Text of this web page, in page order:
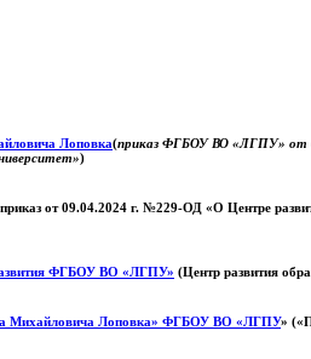
Лоповка(приказ ФГБОУ ВО «ЛГПУ» от
)
от 09.04.2024 г. №229-ОД «О Центре
ФГБОУ ВО «ЛГПУ» (Центр развития
Михайловича Лоповка» ФГБОУ ВО «ЛГПУ»